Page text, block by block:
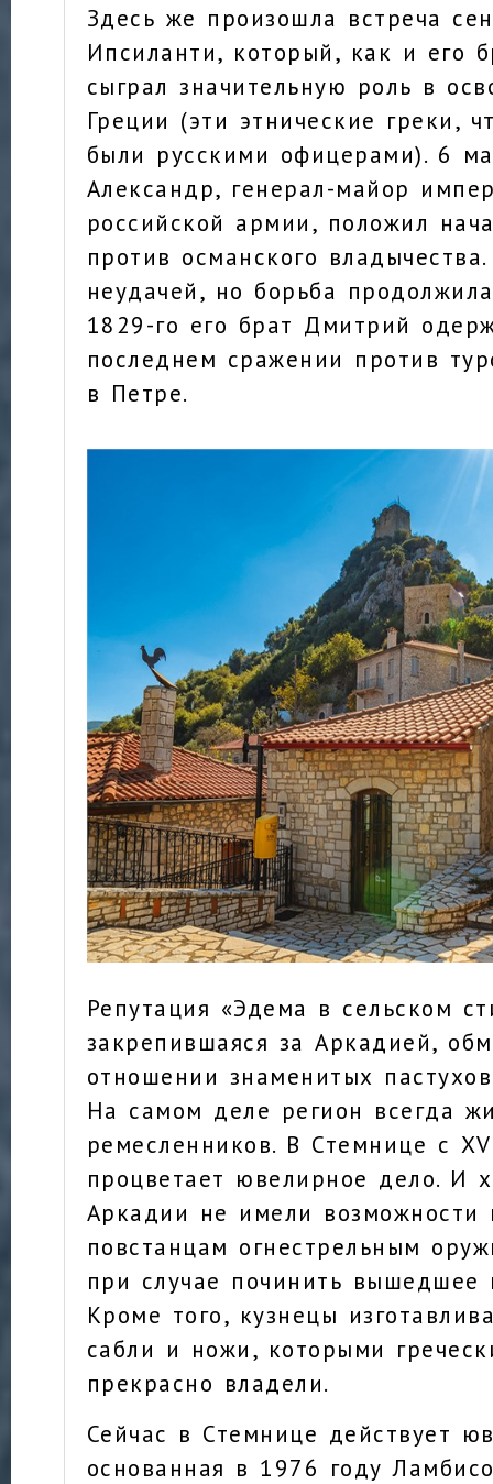
Здесь же произошла встреча
Ипсиланти, который, как и его
сыграл значительную роль в
Греции (эти этнические греки,
были русскими офицерами). 6
Александр, генерал-майор
российской армии, положил
против османского
неудачей, но борьба
1829-го его брат Дмитрий
последнем сражении против
в Петре.
Репутация «Эдема в сельском
закрепившаяся за Аркадией,
отношении знаменитых
На самом деле регион всегда
ремесленников. В Стемнице с
процветает ювелирное дело. И
Аркадии не имели возможности
повстанцам огнестрельным
при случае починить вышедшее
Кроме того, кузнецы
сабли и ножи, которыми
прекрасно владели.
Сейчас в Стемнице действует
основанная в 1976 году